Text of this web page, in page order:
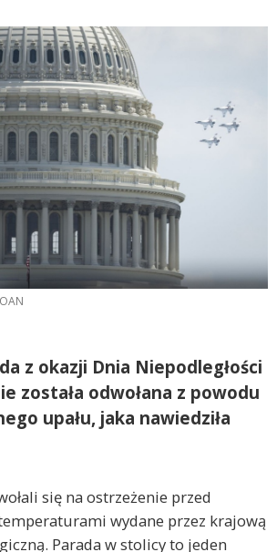
z okazji Dnia Niepodległości
została odwołana z powodu
upału, jaka nawiedziła
się na ostrzeżenie przed
wydane przez krajową
Parada w stolicy to jeden